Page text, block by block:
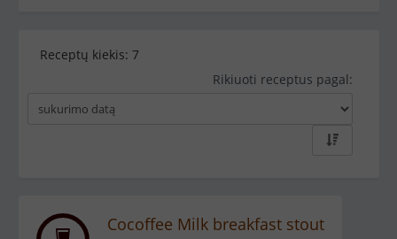
Receptų kiekis: 7
Rikiuoti receptus pagal:
Cocoffee Milk breakfast stout